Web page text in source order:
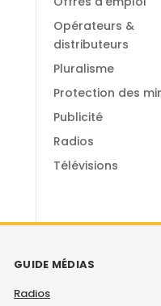
Opérateurs &
distributeurs
Pluralisme
Protection des
Publicité
Radios
Télévisions
GUIDE MÉDIAS
Radios